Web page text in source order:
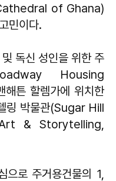
of Ghana)
민이다.
독신 성인을 위한 주
Housing
튼 할렘가에 위치한
링 박물관(Sugar Hill
& Storytelling,
으로 주거용건물의 1,